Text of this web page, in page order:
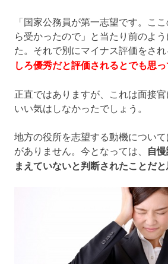
「国家公務員が第一志望です。こ
ら受かったので」と当たり前のよ
た。それで別にマイナス評価をされ
しろ優秀だと評価されるとでも思
正直ではありますが、これは面接
いい気はしなかったでしょう。
地方の役所を志望する動機につい
がありません。今となっては、 自
まえていないと判断されたことだ